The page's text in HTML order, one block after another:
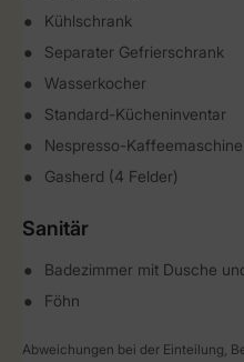
Kühlschrank
Separater Gefrierschrank
Wasserkocher
Standard-Kücheninventar
Nespresso-Kaffeemaschine
Gasherd (4 Felder)
Sanitär
Badezimmer mit Dusche
Föhn
Abweichungen bei der Einteilung,